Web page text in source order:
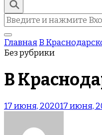
Найти:
ГлавнаяВ
Без рубрики
В
17 июня, 202017 июня,